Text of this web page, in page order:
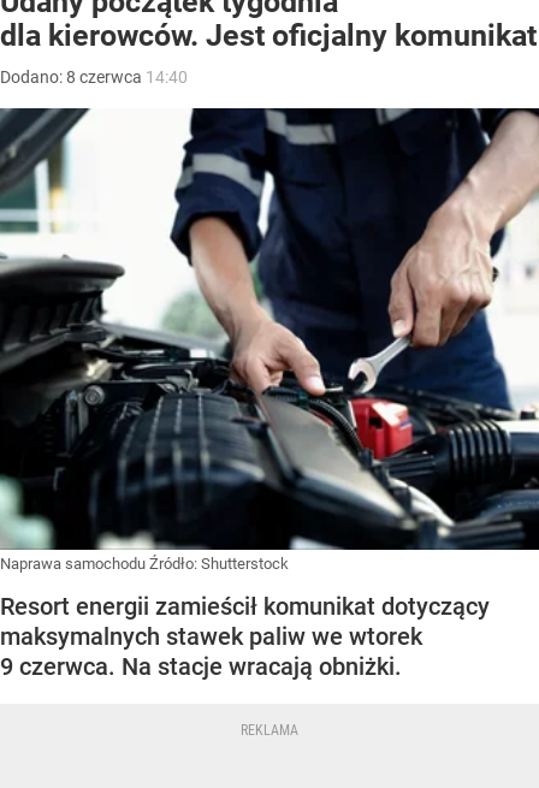
dla kierowców. Jest oficjalny komunikat
Dodano:8 czerwca 14:40
Naprawa samochodu Źródło: Shutterstock
Resort energii zamieścił komunikat dotyczący
maksymalnych stawek paliw we wtorek
9 czerwca. Na stacje wracają obniżki.